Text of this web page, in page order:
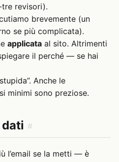
revisori).
brevemente (un
se più complicata).
applicata al sito. Altrimenti
il perché — se hai
Anche le
minimi sono preziose.
#
l’email se la metti — è